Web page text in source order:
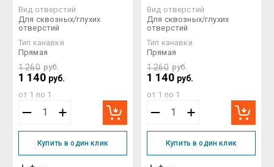
Вид отверстий
Для сквозных/глухих
отверстий
Тип канавки
Прямая
1 260 руб.
1 140 руб.
от 1 по 1
Купить в один клик
Вид отверстий
Для сквозных/глухих
отверстий
Тип канавки
Прямая
1 260 руб.
1 140 руб.
от 1 по 1
Купить в один клик